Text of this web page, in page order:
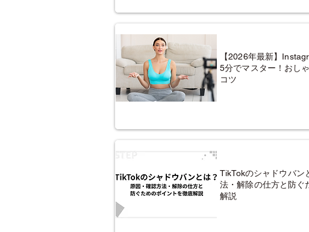
【2026年最新】
5分でマスター！おし
コツ
TikTokのシャドウバン
法・解除の仕方と防ぐ
解説